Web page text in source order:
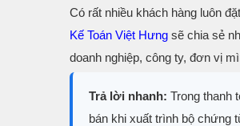
Có rất nhiều khách hàng luôn
Kế Toán Việt Hưng sẽ chia sẻ
doanh nghiệp, công ty, đơn vị
Trả lời nhanh: Trong thanh
bán khi xuất trình bộ chứng